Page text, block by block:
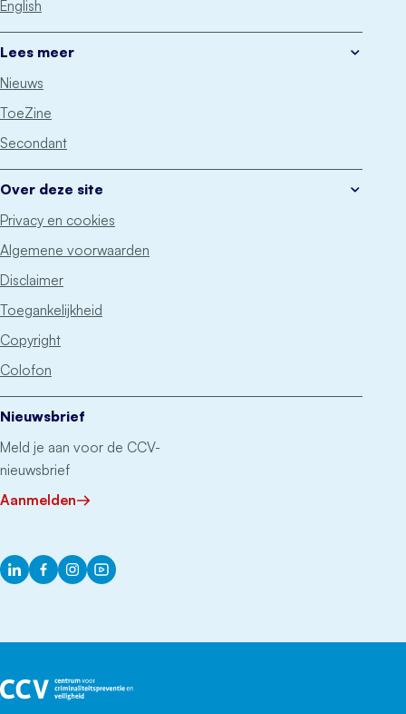
English
Lees meer
Nieuws
ToeZine
Secondant
Over deze site
Privacy en cookies
Algemene voorwaarden
Disclaimer
Toegankelijkheid
Copyright
Colofon
Nieuwsbrief
Meld je aan voor de CCV-
nieuwsbrief
Aanmelden
LinkedInFacebook
InstagramYouTube